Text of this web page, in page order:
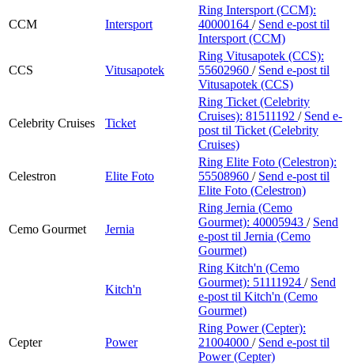
CCM Intersport
Ring Intersport (CCM):
40000164 / Send e-post til
Intersport (CCM)
CCS Vitusapotek
Ring Vitusapotek (CCS):
55602960 / Send e-post til
Vitusapotek (CCS)
Celebrity Cruises Ticket
Ring Ticket (Celebrity
Cruises): 81511192 / Send e-
post til Ticket (Celebrity
Cruises)
Celestron Elite Foto
Ring Elite Foto (Celestron):
55508960 / Send e-post til
Elite Foto (Celestron)
Cemo Gourmet Jernia
Ring Jernia (Cemo
Gourmet): 40005943 / Send
e-post til Jernia (Cemo
Gourmet)
Kitch'n
Ring Kitch'n (Cemo
Gourmet): 51111924 / Send
e-post til Kitch'n (Cemo
Gourmet)
Cepter Power
Ring Power (Cepter):
21004000 / Send e-post til
Power (Cepter)